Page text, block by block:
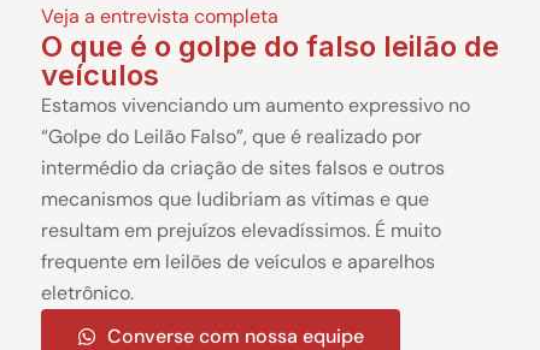
O que é o golpe do falso leilão de
veículos
Estamos vivenciando um aumento expressivo no
“Golpe do Leilão Falso”, que é realizado por
intermédio da criação de sites falsos e outros
mecanismos que ludibriam as vítimas e que
resultam em prejuízos elevadíssimos. É muito
frequente em leilões de veículos e aparelhos
eletrônico.
Converse com nossa equipe
Veja a entrevista completa